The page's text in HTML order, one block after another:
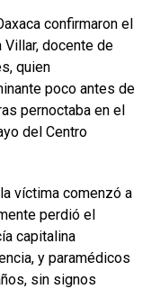
confirmaron el
docente de
quien
poco antes de
pernoctaba en el
del Centro
víctima comenzó a
perdió el
capitalina
y paramédicos
sin signos